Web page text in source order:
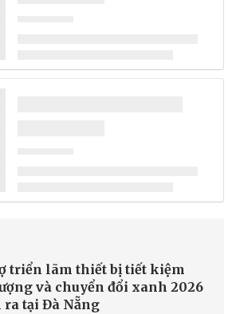
triển lãm thiết bị tiết kiệm
và chuyển đổi xanh 2026
ra tại Đà Nẵng